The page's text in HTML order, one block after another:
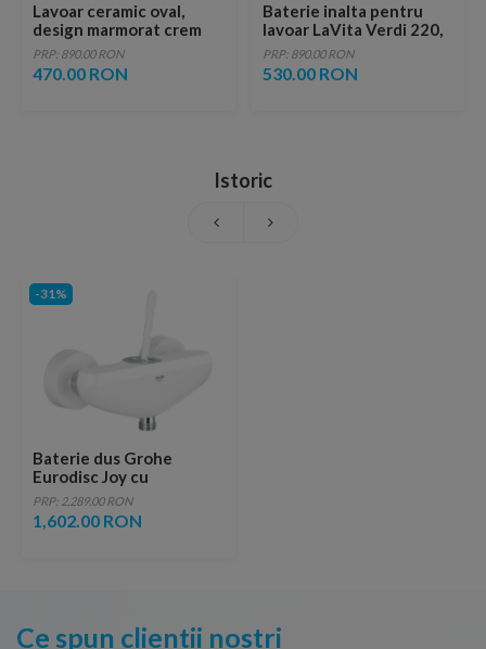
Lavoar ceramic oval,
design marmorat crem
lucios cu vene aurii,
ventil inclus
PRP: 890.00 RON
470.00 RON
Baterie inalta pentru
lavoar LaVita Verdi 220,
fara ventil, brushed
copper
PRP: 890.00 RON
530.00 RON
Istoric
-31%
Baterie dus Grohe
Eurodisc Joy cu
monocomanda 1/2″,alb
PRP: 2,289.00 RON
1,602.00 RON
Ce spun clientii nostri